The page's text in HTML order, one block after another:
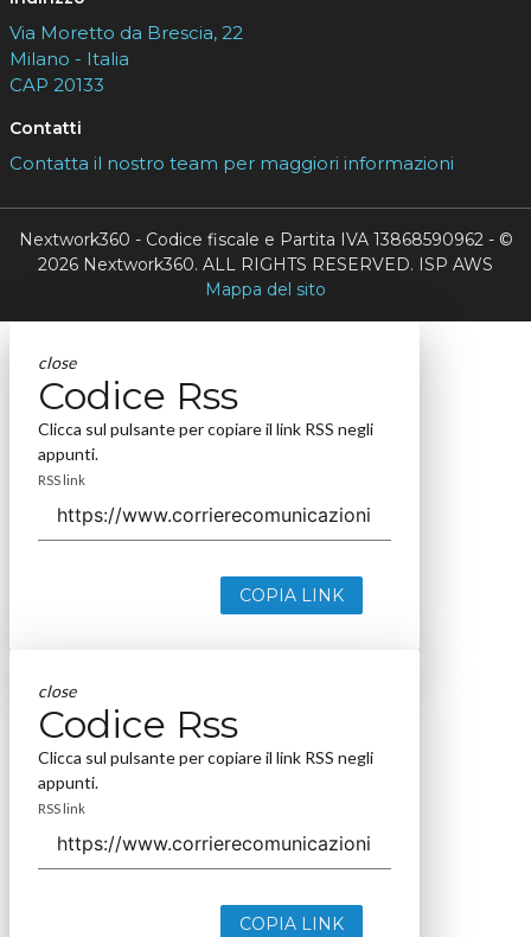
Via Moretto da Brescia, 22
Milano - Italia
CAP 20133
Contatti
Contatta il nostro team per maggiori informazioni
Nextwork360 - Codice fiscale e Partita IVA 13868590962 - ©
2026 Nextwork360. ALL RIGHTS RESERVED. ISP AWS
Mappa del sito
close
Codice Rss
Clicca sul pulsante per copiare il link RSS negli
appunti.
RSS link
COPIA LINK
close
Codice Rss
Clicca sul pulsante per copiare il link RSS negli
appunti.
RSS link
COPIA LINK